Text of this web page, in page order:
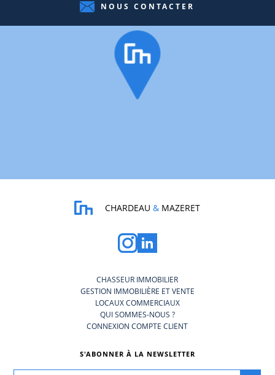
NOUS CONTACTER
CHARDEAU& MAZERET
CHASSEUR IMMOBILIER
GESTION IMMOBILIÈRE ET VENTE
LOCAUX COMMERCIAUX
QUI SOMMES-NOUS ?
CONNEXION COMPTE CLIENT
S'ABONNER À LA NEWSLETTER